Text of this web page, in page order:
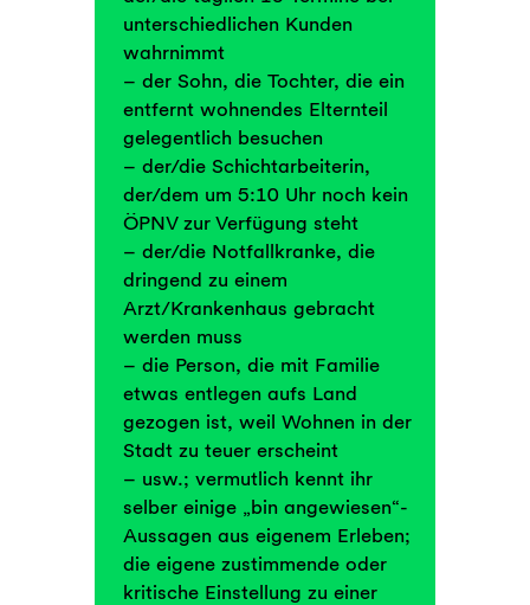
unterschiedlichen Kunden
wahrnimmt
– der Sohn, die Tochter, die ein
entfernt wohnendes Elternteil
gelegentlich besuchen
– der/die Schichtarbeiterin,
der/dem um 5:10 Uhr noch kein
ÖPNV zur Verfügung steht
– der/die Notfallkranke, die
dringend zu einem
Arzt/Krankenhaus gebracht
werden muss
– die Person, die mit Familie
etwas entlegen aufs Land
gezogen ist, weil Wohnen in der
Stadt zu teuer erscheint
– usw.; vermutlich kennt ihr
selber einige „bin angewiesen“-
Aussagen aus eigenem Erleben;
die eigene zustimmende oder
kritische Einstellung zu einer